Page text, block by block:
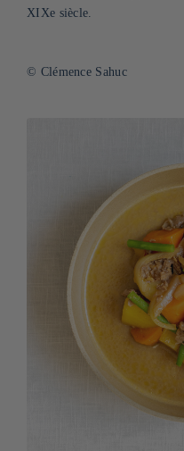
XIXe siècle.
© Clémence Sahuc